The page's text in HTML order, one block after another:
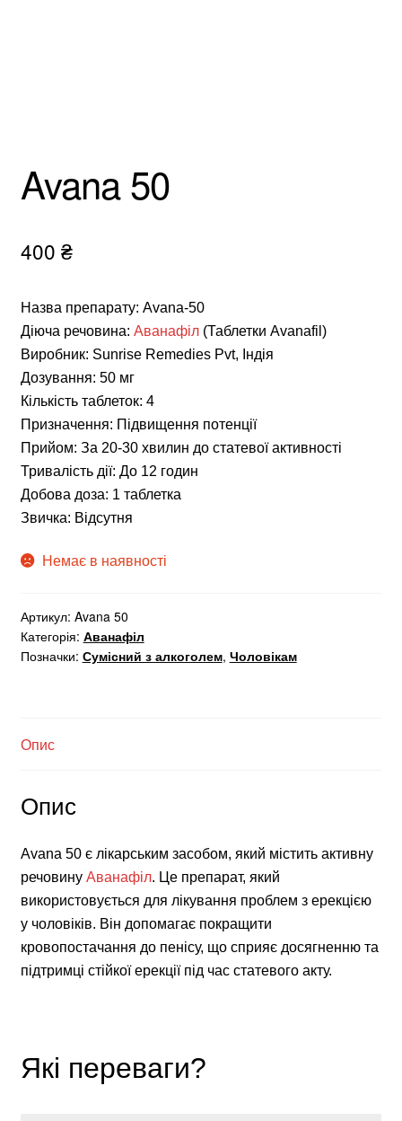
Avana 50
400 ₴
Назва препарату: Avana-50
Діюча речовина: Аванафіл(Таблетки Avanafil)
Виробник: Sunrise Remedies Pvt, Індія
Дозування: 50 мг
Кількість таблеток: 4
Призначення: Підвищення потенції
Прийом: За 20-30 хвилин до статевої активності
Тривалість дії: До 12 годин
Добова доза: 1 таблетка
Звичка: Відсутня
Немає в наявності
Артикул: Avana 50
Категорія: Аванафіл
Позначки: Сумісний з алкоголем, Чоловікам
Опис
Опис
Avana 50 є лікарським засобом, який містить активну
речовину Аванафіл. Це препарат, який
використовується для лікування проблем з ерекцією
у чоловіків. Він допомагає покращити
кровопостачання до пенісу, що сприяє досягненню та
підтримці стійкої ерекції під час статевого акту.
Які переваги?